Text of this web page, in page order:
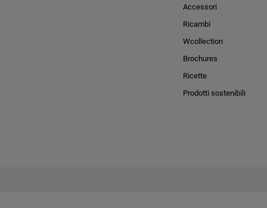
Accessori
Ricambi
Wcollection
Brochures
Ricette
Prodotti sostenibili